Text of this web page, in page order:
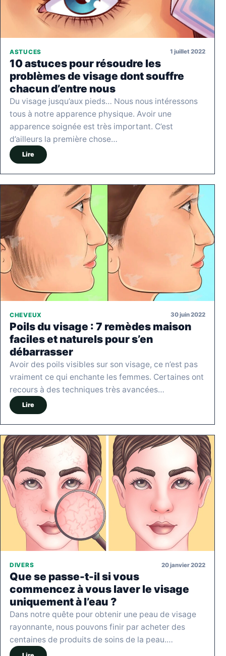
ASTUCES 1 juillet 2022
10 astuces pour résoudre les
problèmes de visage dont souffre
chacun d’entre nous
Du visage jusqu’aux pieds… Nous nous intéressons
tous à notre apparence physique. Avoir une
apparence soignée est très important. C’est
d’ailleurs la première chose…
Lire
CHEVEUX 30 juin 2022
Poils du visage : 7 remèdes maison
faciles et naturels pour s’en
débarrasser
Avoir des poils visibles sur son visage, ce n’est pas
vraiment ce qui enchante les femmes. Certaines ont
recours à des techniques très avancées…
Lire
DIVERS 20 janvier 2022
Que se passe-t-il si vous
commencez à vous laver le visage
uniquement à l’eau ?
Dans notre quête pour obtenir une peau de visage
rayonnante, nous pouvons finir par acheter des
centaines de produits de soins de la peau.…